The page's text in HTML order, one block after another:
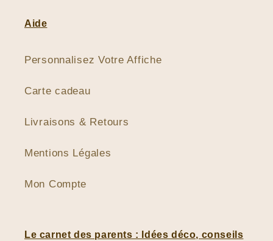
Aide
Personnalisez Votre Affiche
Carte cadeau
Livraisons & Retours
Mentions Légales
Mon Compte
Le carnet des parents : Idées déco, conseils